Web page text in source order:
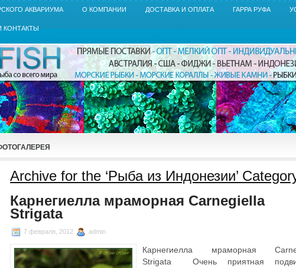
АКВАРИУМА О КОМПАНИИ ДОСТАВКА И ОПЛАТА ГАРРА РУФА
КОНТАКТЫ
Archive for the ‘Рыба из Индонезии’
Карнегиелла мраморная Carnegiella
Strigata
7 февраля, 2012 admin
Карнегиелла мраморная
Strigata Очень приятная